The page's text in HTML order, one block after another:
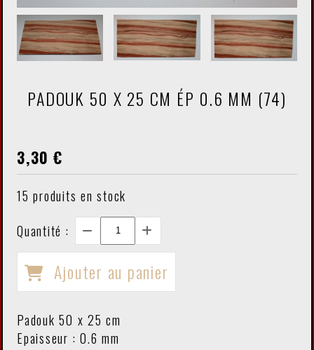
PADOUK 50 X 25 CM ÉP 0.6 MM (74)
3,30 €
15 produits en stock
Quantité :
Ajouter au panier
Padouk 50 x 25 cm
Epaisseur : 0.6 mm